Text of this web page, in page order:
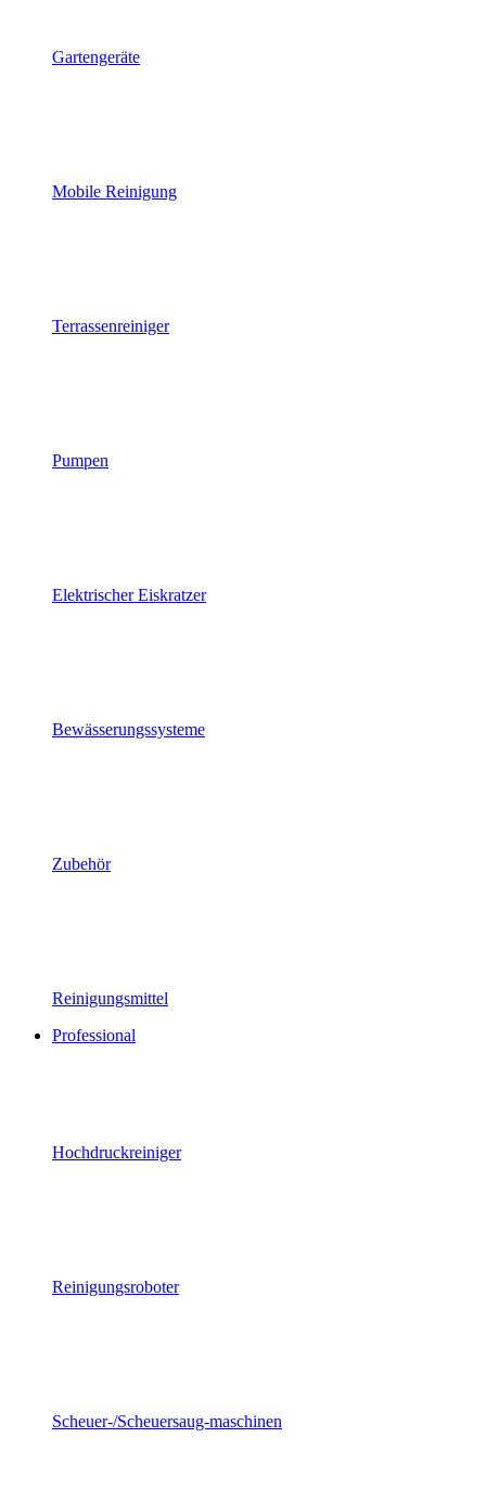
Gartengeräte
Mobile Reinigung
Terrassenreiniger
Pumpen
Elektrischer Eiskratzer
Bewässerungssysteme
Zubehör
Reinigungsmittel
Professional
Hochdruckreiniger
Reinigungsroboter
Scheuer-/Scheuersaug-maschinen